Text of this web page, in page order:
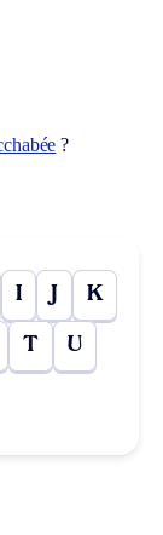
?
I J K
T U